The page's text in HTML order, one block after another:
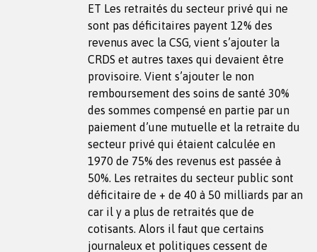
ET Les retraités du secteur privé qui ne
sont pas déficitaires payent 12% des
revenus avec la CSG, vient s’ajouter la
CRDS et autres taxes qui devaient être
provisoire. Vient s’ajouter le non
remboursement des soins de santé 30%
des sommes compensé en partie par un
paiement d’une mutuelle et la retraite du
secteur privé qui étaient calculée en
1970 de 75% des revenus est passée à
50%. Les retraites du secteur public sont
déficitaire de + de 40 à 50 milliards par an
car il y a plus de retraités que de
cotisants. Alors il faut que certains
journaleux et politiques cessent de